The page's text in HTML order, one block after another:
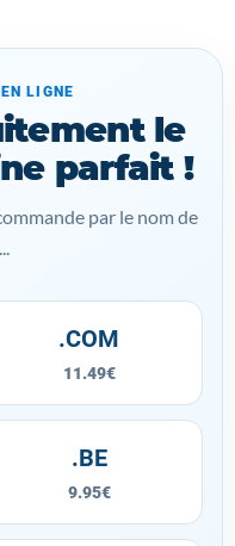
LIGNE
le
parfait !
par le nom de
.COM
11.49€
.BE
9.95€